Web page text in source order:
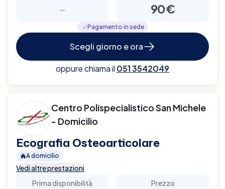
- 90€
Pagamento in sede
Scegli giorno e ora
oppure chiama il 051 3542049
Centro Polispecialistico San Michele
- Domicilio
Ecografia Osteoarticolare
A domicilio
Vedi altre prestazioni
Prima disponibilità
Prezzo